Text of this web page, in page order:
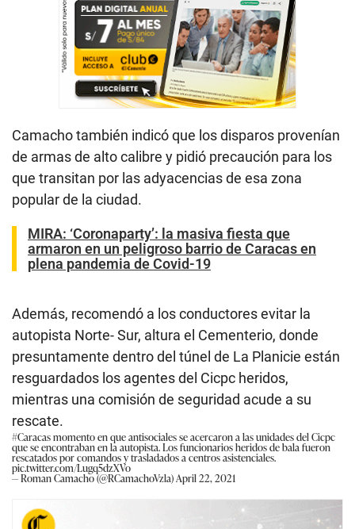
Camacho también indicó que los disparos provenían
de armas de alto calibre y pidió precaución para los
que transitan por las adyacencias de esa zona
popular de la ciudad.
MIRA: ‘Coronaparty’: la masiva fiesta que
armaron en un peligroso barrio de Caracas en
plena pandemia de Covid-19
Además, recomendó a los conductores evitar la
autopista Norte- Sur, altura el Cementerio, donde
presuntamente dentro del túnel de La Planicie están
resguardados los agentes del Cicpc heridos,
mientras una comisión de seguridad acude a su
rescate.
#Caracasmomento en que antisociales se acercaron a las unidades del Cicpc
que se encontraban en la autopista. Los funcionarios heridos de bala fueron
rescatados por comandos y trasladados a centros asistenciales.
pic.twitter.com/Lugq5dzXVo
— Roman Camacho (@RCamachoVzla)April 22, 2021